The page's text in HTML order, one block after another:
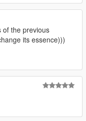
of the previous
its essence)))